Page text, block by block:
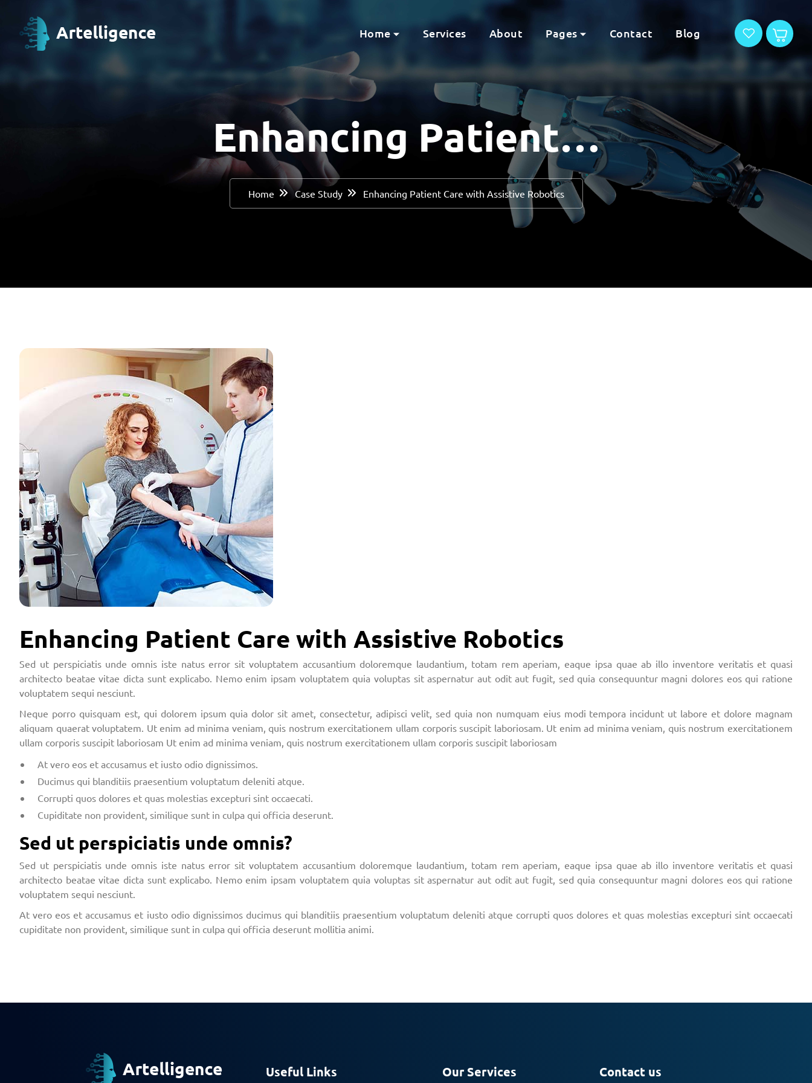
Home Services About Pages Contact Blog
Enhancing Patient…
Home Case Study Enhancing Patient Care with Assistive Robotics
Enhancing Patient Care with Assistive Robotics
Sed ut perspiciatis unde omnis iste natus error sit voluptatem accusantium doloremque laudantium, totam rem aperiam, eaque ipsa quae ab illo inventore veritatis et quasi
architecto beatae vitae dicta sunt explicabo. Nemo enim ipsam voluptatem quia voluptas sit aspernatur aut odit aut fugit, sed quia consequuntur magni dolores eos qui ratione
voluptatem sequi nesciunt.
Neque porro quisquam est, qui dolorem ipsum quia dolor sit amet, consectetur, adipisci velit, sed quia non numquam eius modi tempora incidunt ut labore et dolore magnam
aliquam quaerat voluptatem. Ut enim ad minima veniam, quis nostrum exercitationem ullam corporis suscipit laboriosam. Ut enim ad minima veniam, quis nostrum exercitationem
ullam corporis suscipit laboriosam Ut enim ad minima veniam, quis nostrum exercitationem ullam corporis suscipit laboriosam
At vero eos et accusamus et iusto odio dignissimos.
Ducimus qui blanditiis praesentium voluptatum deleniti atque.
Corrupti quos dolores et quas molestias excepturi sint occaecati.
Cupiditate non provident, similique sunt in culpa qui officia deserunt.
Sed ut perspiciatis unde omnis?
Sed ut perspiciatis unde omnis iste natus error sit voluptatem accusantium doloremque laudantium, totam rem aperiam, eaque ipsa quae ab illo inventore veritatis et quasi
architecto beatae vitae dicta sunt explicabo. Nemo enim ipsam voluptatem quia voluptas sit aspernatur aut odit aut fugit, sed quia consequuntur magni dolores eos qui ratione
voluptatem sequi nesciunt.
At vero eos et accusamus et iusto odio dignissimos ducimus qui blanditiis praesentium voluptatum deleniti atque corrupti quos dolores et quas molestias excepturi sint occaecati
cupiditate non provident, similique sunt in culpa qui officia deserunt mollitia animi.
Useful Links Our Services Contact us